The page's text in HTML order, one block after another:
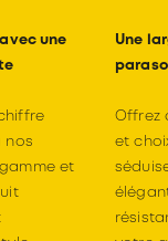
une
nos
et
Une
Offrez
et